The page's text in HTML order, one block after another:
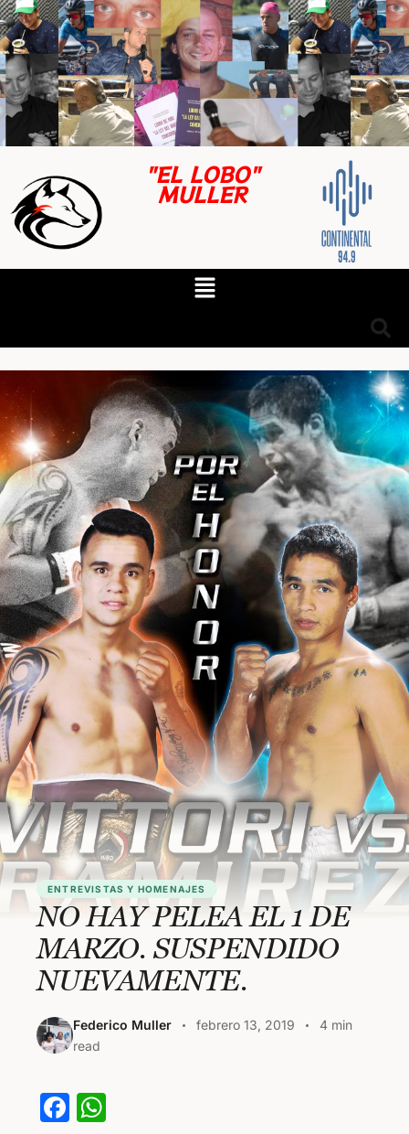
"EL LOBO"
MULLER
ENTREVISTAS Y HOMENAJES
NO HAY PELEA EL 1 DE
MARZO. SUSPENDIDO
NUEVAMENTE.
Federico Muller febrero 13, 2019
4 min
read
F